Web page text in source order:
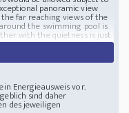
panoramic view
far reaching views of the
the swimming pool is
with the quietness is just
nature omnipresent, the
ideal for a commercial
models and this on a
an exceptional environment
to communication nodes
the Mediterranean Sea
the buildings offers so
More than 10km of paths
Energieausweis vor.
sind daher
des jeweiligen